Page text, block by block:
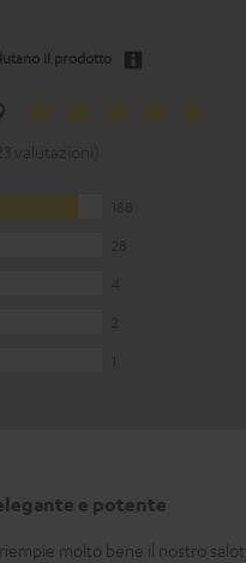
il prodotto
e potente
riempie molto bene il nostro